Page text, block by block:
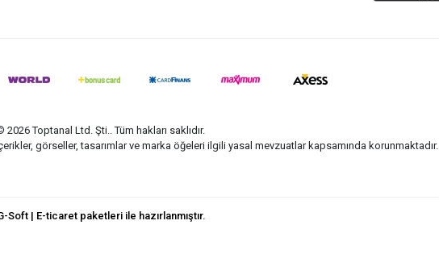
2026 Toptanal Ltd. Şti.. Tüm hakları saklıdır.
görseller, tasarımlar ve marka öğeleri ilgili yasal mevzuatlar kapsamında korunmaktadır.
Soft | E-ticaret paketleri ile hazırlanmıştır.